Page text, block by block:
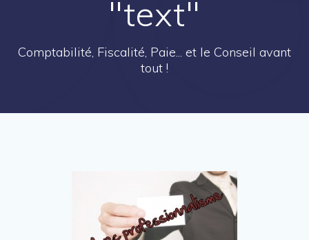
"text"
Comptabilité, Fiscalité, Paie... et le Conseil avant
tout !